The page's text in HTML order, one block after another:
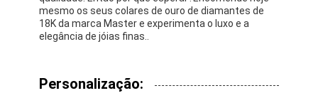
mesmo os seus colares de ouro de diamantes de
18K da marca Master e experimenta o luxo e a
elegância de jóias finas..
Personalização: